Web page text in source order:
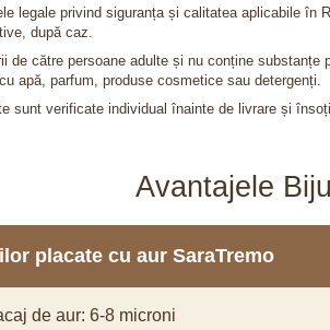
legale privind siguranța și calitatea aplicabile în
după caz.
de către persoane adulte și nu conține
apă, parfum, produse cosmetice sau detergenți.
sunt verificate individual înainte de livrare și
Avantajele
placate cu aur SaraTremo
de aur: 6-8 microni